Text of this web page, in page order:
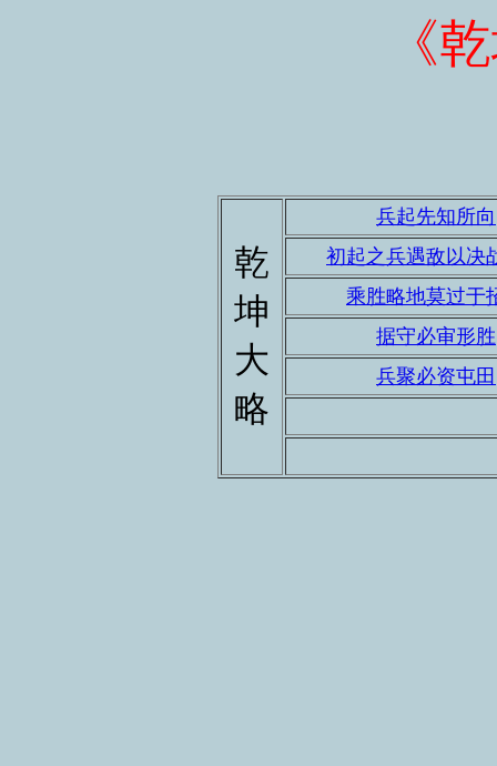
《
乾
坤
大
略
兵起先知所向
初起之兵遇敌以决
乘胜略地莫过于
据守必审形胜
兵聚必资屯田